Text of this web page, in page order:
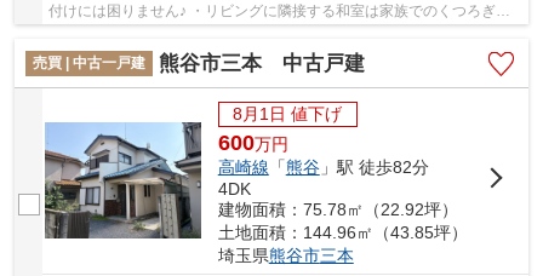
付けには困りません♪ ・リビングに隣接する和室は家族でのくつろぎの
場としても◎♪ いつでもお気軽にお声がけくだ...
売買 | 中古一戸建
熊谷市三本 中古戸建
8月1日 値下げ
600万円
高崎線 「熊谷」駅 徒歩82分
4DK
建物面積：75.78㎡（22.92坪）
土地面積：144.96㎡（43.85坪）
埼玉県熊谷市三本